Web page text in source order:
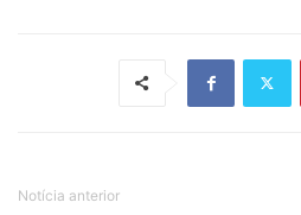
Notícia anterior